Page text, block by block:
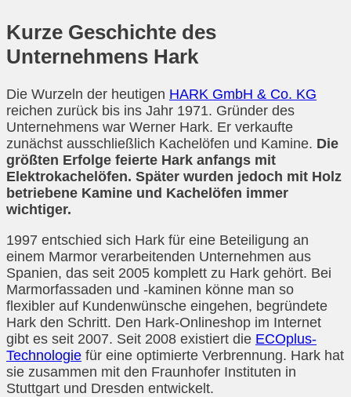
Kurze Geschichte des
Unternehmens Hark
Die Wurzeln der heutigen HARK GmbH & Co. KG
reichen zurück bis ins Jahr 1971. Gründer des
Unternehmens war Werner Hark. Er verkaufte
zunächst ausschließlich Kachelöfen und Kamine. Die
größten Erfolge feierte Hark anfangs mit
Elektrokachelöfen. Später wurden jedoch mit Holz
betriebene Kamine und Kachelöfen immer
wichtiger.
1997 entschied sich Hark für eine Beteiligung an
einem Marmor verarbeitenden Unternehmen aus
Spanien, das seit 2005 komplett zu Hark gehört. Bei
Marmorfassaden und -kaminen könne man so
flexibler auf Kundenwünsche eingehen, begründete
Hark den Schritt. Den Hark-Onlineshop im Internet
gibt es seit 2007. Seit 2008 existiert die ECOplus-
Technologie für eine optimierte Verbrennung. Hark hat
sie zusammen mit den Fraunhofer Instituten in
Stuttgart und Dresden entwickelt.